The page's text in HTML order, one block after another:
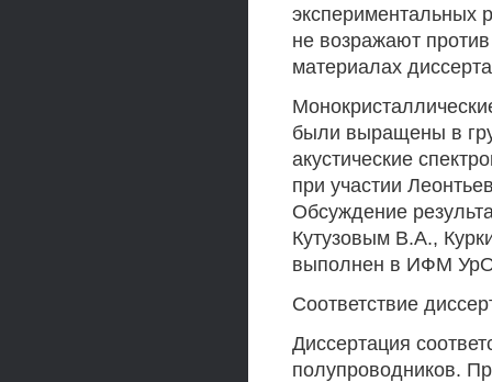
экспериментальных
не возражают
материалах
были выращены в
акустические
при участии
Обсуждение
Кутузовым В.А.,
выполнен в ИФМ УрО
Соответствие
Диссертация
полупроводников.